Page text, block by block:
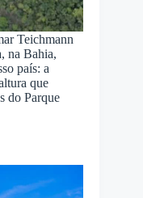
Teichmann
na Bahia,
país: a
que
do Parque